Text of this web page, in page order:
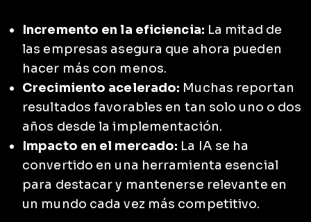
Incremento en la eficiencia: La mitad de
las empresas asegura que ahora pueden
hacer más con menos.
Crecimiento acelerado: Muchas reportan
resultados favorables en tan solo uno o dos
años desde la implementación.
Impacto en el mercado: La IA se ha
convertido en una herramienta esencial
para destacar y mantenerse relevante en
un mundo cada vez más competitivo.